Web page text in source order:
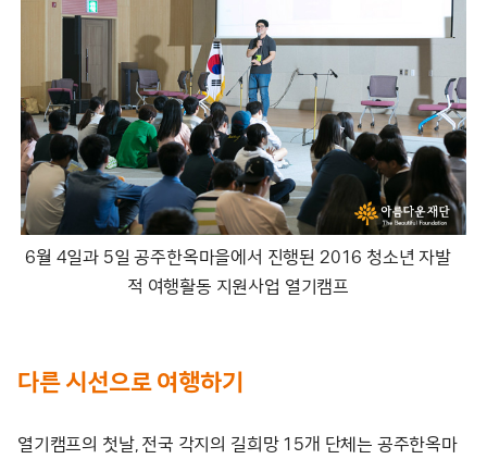
6월 4일과 5일 공주한옥마을에서 진행된 2016 청소년 자발
적 여행활동 지원사업 열기캠프
다른 시선으로 여행하기
열기캠프의 첫날, 전국 각지의 길희망 15개 단체는 공주한옥마